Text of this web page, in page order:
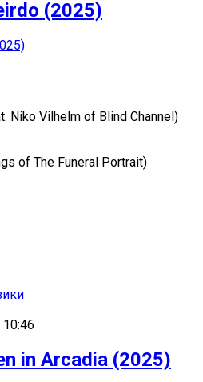
(2025)
Niko Vilhelm of Blind Channel)
of The Funeral Portrait)
in Arcadia (2025)